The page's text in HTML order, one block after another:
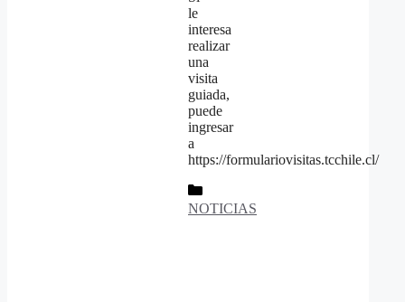
le
interesa
realizar
una
visita
guiada,
puede
ingresar
a
https://formulariovisitas.tcchile.cl/
Categorías
NOTICIAS